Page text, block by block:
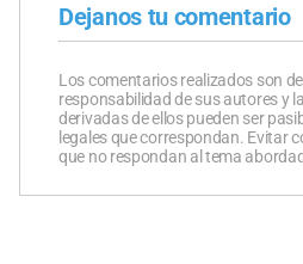
Dejanos tu comentario
Los comentarios realizados son
responsabilidad de sus autores y
derivadas de ellos pueden ser
legales que correspondan. Evitar
que no respondan al tema